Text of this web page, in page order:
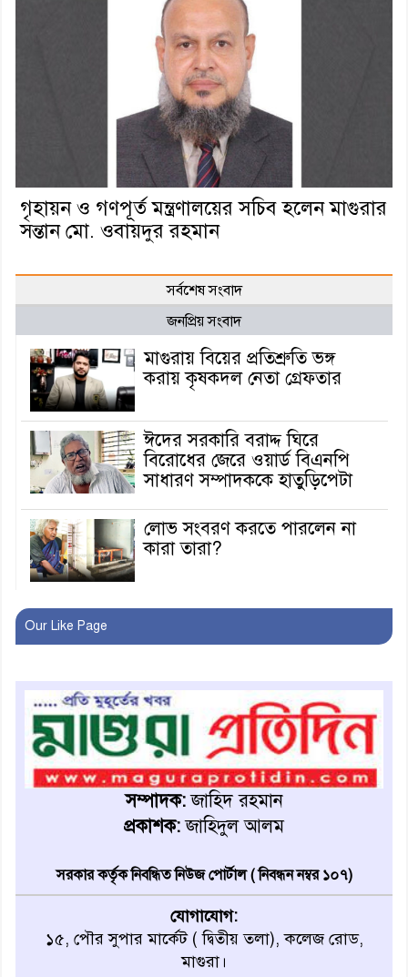
গৃহায়ন ও গণপূর্ত মন্ত্রণালয়ের সচিব হলেন মাগুরার
সন্তান মো. ওবায়দুর রহমান
সর্বশেষ সংবাদ
জনপ্রিয় সংবাদ
মাগুরায় বিয়ের প্রতিশ্রুতি ভঙ্গ
করায় কৃষকদল নেতা গ্রেফতার
ঈদের সরকারি বরাদ্দ ঘিরে
বিরোধের জেরে ওয়ার্ড বিএনপি
সাধারণ সম্পাদককে হাতুড়িপেটা
লোভ সংবরণ করতে পারলেন না
কারা তারা?
অনূর্ধ্ব-১৭ জাতীয় চ্যাম্পিয়ন মাগুরা
রোববার থেকে ভারতীয় ট্যুরিস্ট
ভিসা চালু
মাগুরায় জাতীয় ভিটামিন ‘এ’ প্লাস
ক্যাম্পেইন উপলক্ষে সাংবাদিক
অবহিতকরণ
কর্মসূচি প্রতিরোধে বিএনপির
মোটরসাইকেল শোডাউন
খুব শিঘ্রই কর্মস্থলে ফিরবেন
মাগুরার ডিসি
Our Like Page
সম্পাদক:জাহিদ রহমান
প্রকাশক:জাহিদুল আলম
সরকার কর্তৃক নিবন্ধিত নিউজ পোর্টাল ( নিবন্ধন নম্বর ১০৭)
যোগাযোগ:
১৫, পৌর সুপার মার্কেট ( দ্বিতীয় তলা), কলেজ রোড,
মাগুরা।